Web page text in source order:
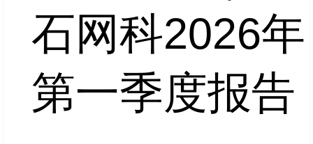
石网科2026年
第一季度报告